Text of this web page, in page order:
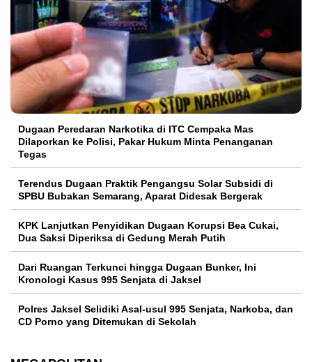
Dugaan Peredaran Narkotika di ITC Cempaka Mas
Dilaporkan ke Polisi, Pakar Hukum Minta Penanganan
Tegas
Terendus Dugaan Praktik Pengangsu Solar Subsidi di
SPBU Bubakan Semarang, Aparat Didesak Bergerak
KPK Lanjutkan Penyidikan Dugaan Korupsi Bea Cukai,
Dua Saksi Diperiksa di Gedung Merah Putih
Dari Ruangan Terkunci hingga Dugaan Bunker, Ini
Kronologi Kasus 995 Senjata di Jaksel
Polres Jaksel Selidiki Asal-usul 995 Senjata, Narkoba, dan
CD Porno yang Ditemukan di Sekolah